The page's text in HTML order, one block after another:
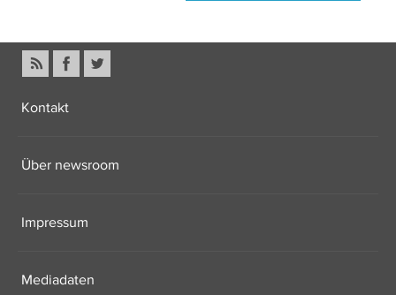
Kontakt
Über newsroom
Impressum
Mediadaten